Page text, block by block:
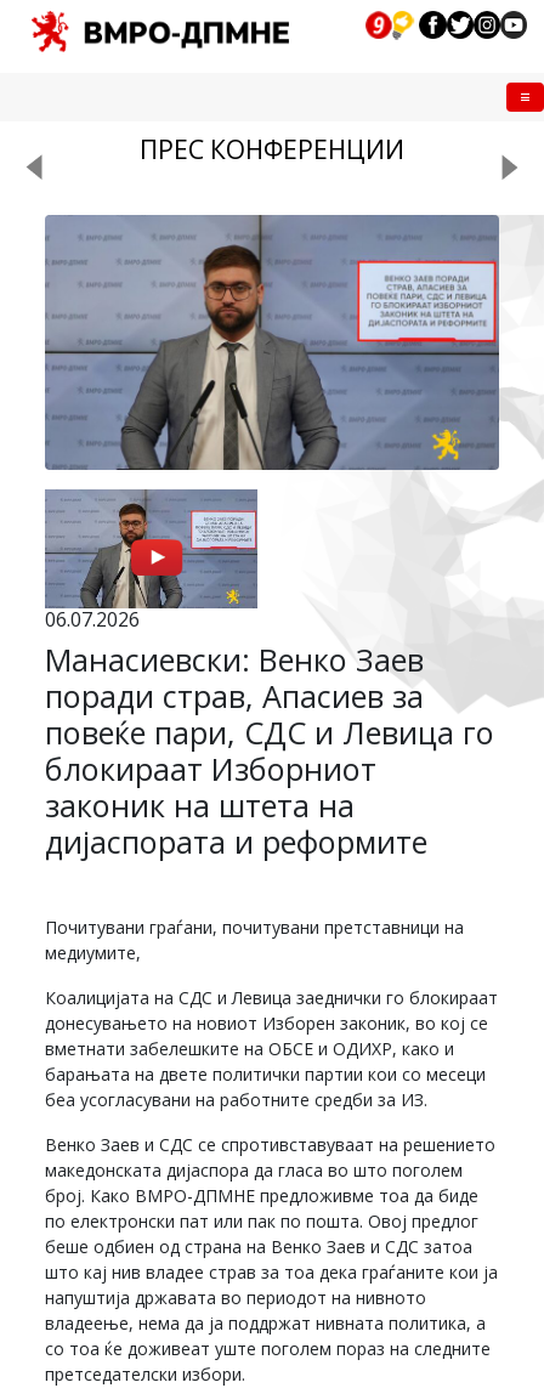
ПРЕС КОНФЕРЕНЦИИ
06.07.2026
Манасиевски: Венко Заев
поради страв, Апасиев за
повеќе пари, СДС и Левица го
блокираат Изборниот
законик на штета на
дијаспората и реформите
Почитувани граѓани, почитувани претставници на
медиумите,
Коалицијата на СДС и Левица заеднички го блокираат
донесувањето на новиот Изборен законик, во кој се
вметнати забелешките на ОБСЕ и ОДИХР, како и
барањата на двете политички партии кои со месеци
беа усогласувани на работните средби за ИЗ.
Венко Заев и СДС се спротивставуваат на решението
македонската дијаспора да гласа во што поголем
број. Како ВМРО-ДПМНЕ предложивме тоа да биде
по електронски пат или пак по пошта. Овој предлог
беше одбиен од страна на Венко Заев и СДС затоа
што кај нив владее страв за тоа дека граѓаните кои ја
напуштија државата во периодот на нивното
владеење, нема да ја поддржат нивната политика, а
со тоа ќе доживеат уште поголем пораз на следните
претседателски избори.